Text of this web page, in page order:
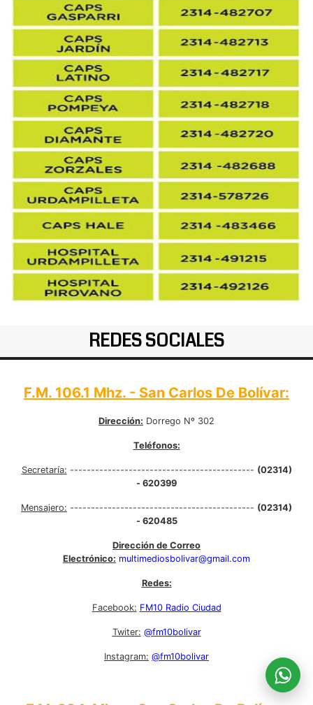
REDES SOCIALES
F.M. 106.1 Mhz. - San Carlos De Bolívar:
Dirección: Dorrego Nº 302
Teléfonos:
Secretaría: -------------------------------------------- (02314)
- 620399
Mensajero: -------------------------------------------- (02314)
- 620485
Dirección de Correo
Electrónico: multimediosbolivar@gmail.com
Redes:
Facebook: FM10 Radio Ciudad
Twiter: @fm10bolivar
Instagram: @fm10bolivar